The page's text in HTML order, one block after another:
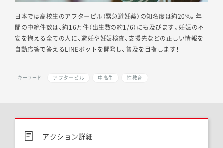
日本では高校生のアフターピル（緊急避妊薬）の知名度は約20%。年
間の中絶件数は、約16万件（出生数の約1/6）にも及びます。妊娠の不
安を抱える全ての人に、避妊や妊娠検査、支援先などの正しい情報を
自動応答で答えるLINEボットを開発し、普及を目指します！
キーワード アフターピル 中高生 性教育
アクション詳細